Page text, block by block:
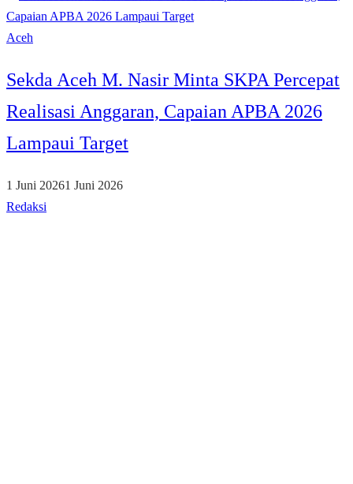
Aceh
Sekda Aceh M. Nasir Minta SKPA Percepat
Realisasi Anggaran, Capaian APBA 2026
Lampaui Target
1 Juni 20261 Juni 2026
Redaksi